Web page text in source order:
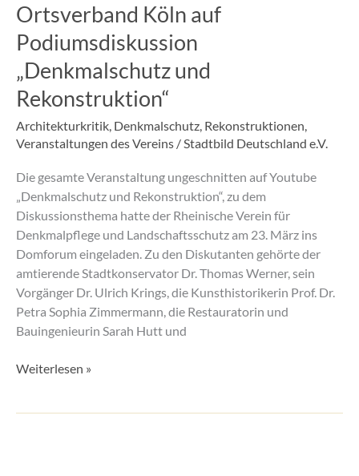
Ortsverband Köln auf
Podiumsdiskussion
„Denkmalschutz und
Rekonstruktion“
Architekturkritik, Denkmalschutz, Rekonstruktionen,
Veranstaltungen des Vereins /Stadtbild Deutschland e.V.
Die gesamte Veranstaltung ungeschnitten auf Youtube
„Denkmalschutz und Rekonstruktion“, zu dem
Diskussionsthema hatte der Rheinische Verein für
Denkmalpflege und Landschaftsschutz am 23. März ins
Domforum eingeladen. Zu den Diskutanten gehörte der
amtierende Stadtkonservator Dr. Thomas Werner, sein
Vorgänger Dr. Ulrich Krings, die Kunsthistorikerin Prof. Dr.
Petra Sophia Zimmermann, die Restauratorin und
Bauingenieurin Sarah Hutt und
Weiterlesen »